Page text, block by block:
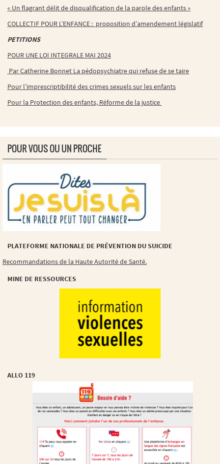
« Un flagrant délit de disqualification de la parole des enfants »
COLLECTIF POUR L’ENFANCE : proposition d’amendement législatif
PETITIONS
POUR UNE LOI INTEGRALE MAI 2024
Par Catherine Bonnet La pédopsychiatre qui refuse de se taire
Pour l’imprescriptibilité des crimes sexuels sur les enfants
Pour la Protection des enfants, Réforme de la justice
POUR VOUS OU UN PROCHE
PLATEFORME NATIONALE DE PRÉVENTION DU SUICIDE
Recommandations de la Haute Autorité de Santé.
MINE DE RESSOURCES
ALLO 119